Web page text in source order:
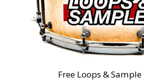
Free Loops & Sample